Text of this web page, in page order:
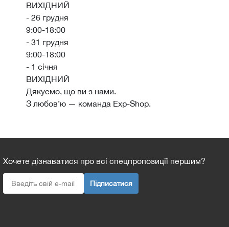
ВИХІДНИЙ
- 26 грудня
9:00-18:00
- 31 грудня
9:00-18:00
- 1 січня
ВИХІДНИЙ
Дякуємо, що ви з нами.
З любов’ю — команда Exp-Shop.
Хочете дізнаватися про всі спецпропозиції першим?
Підписатися